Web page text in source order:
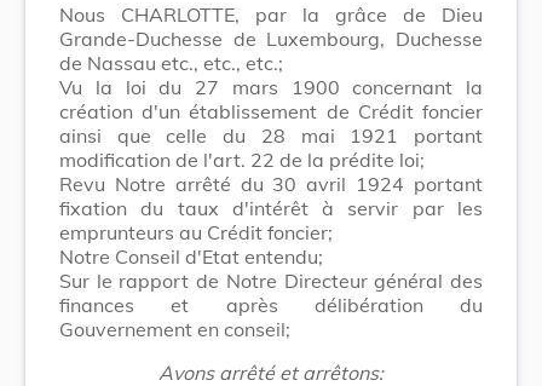
Nous CHARLOTTE, par la grâce de Dieu
Grande-Duchesse de Luxembourg, Duchesse
de Nassau etc., etc., etc.;
Vu la loi du 27 mars 1900 concernant la
création d'un établissement de Crédit foncier
ainsi que celle du 28 mai 1921 portant
modification de l'art. 22 de la prédite loi;
Revu Notre arrêté du 30 avril 1924 portant
fixation du taux d'intérêt à servir par les
emprunteurs au Crédit foncier;
Notre Conseil d'Etat entendu;
Sur le rapport de Notre Directeur général des
finances et après délibération du
Gouvernement en conseil;
Avons arrêté et arrêtons: